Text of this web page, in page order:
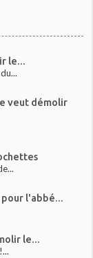
le...
veut démolir
l'abbé...
le...